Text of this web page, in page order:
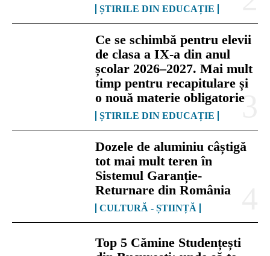
ȘTIRILE DIN EDUCAȚIE
Ce se schimbă pentru elevii
de clasa a IX-a din anul
școlar 2026–2027. Mai mult
timp pentru recapitulare și
o nouă materie obligatorie
ȘTIRILE DIN EDUCAȚIE
Dozele de aluminiu câștigă
tot mai mult teren în
Sistemul Garanție-
Returnare din România
CULTURĂ - ȘTIINȚĂ
Top 5 Cămine Studențești